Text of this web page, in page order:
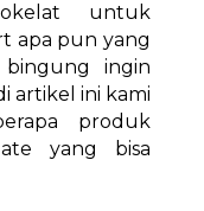
untuk
apa pun yang
ingin
artikel ini kami
produk
yang bisa